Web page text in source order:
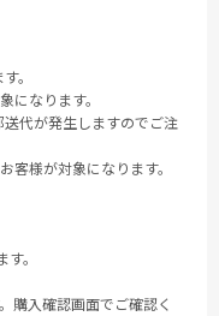
。
になります。
代が発生しますのでご注
客様が対象になります。
。
購入確認画面でご確認く